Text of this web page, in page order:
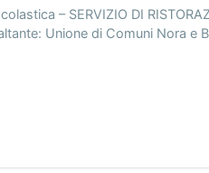
– SERVIZIO DI
Unione di Comuni Nora